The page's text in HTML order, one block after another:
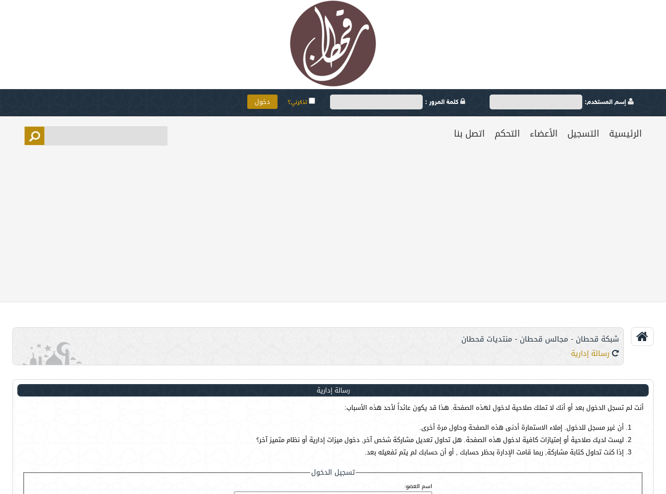
إسم المستخدم: كلمة المرور : تذكرني؟
الرئيسية التسجيل الأعضاء التحكم اتصل بنا
شبكة قحطان - مجالس قحطان - منتديات قحطان
رسالة إدارية
رسالة إدارية
أنت لم تسجل الدخول بعد أو أنك لا تملك صلاحية لدخول لهذه الصفحة. هذا قد يكون عائداً لأحد هذه الأسباب:
أن غير مسجل للدخول. إملاء الاستمارة أدنى هذه الصفحة وحاول مرة أخرى.
ليست لديك صلاحية أو إمتيازات كافية لدخول هذه الصفحة. هل تحاول تعديل مشاركة شخص آخر, دخول ميزات إدارية أو نظام متميز آخر؟
إذا كنت تحاول كتابة مشاركة, ربما قامت الإدارة بحظر حسابك , أو أن حسابك لم يتم تفعيله بعد.
تسجيل الدخول
اسم العضو: